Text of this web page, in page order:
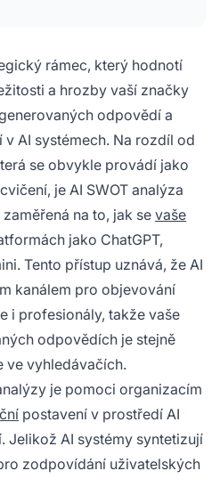
AI platforem jako
a Gemini k
pozice. Tento přístup
porozumět autoritě své
identifikovat obsahové
pro zlepšení
vyhledávání
od tradiční SWOT
a řízená daty,
monitorovací
frekvence citací, pozice
podílu hlasu.
rámec, který hodnotí
a hrozby vaší značky
odpovědí a
AI systémech. Na rozdíl od
se obvykle provádí jako
je AI SWOT analýza
na to, jak se vaše
jako ChatGPT,
Tento přístup uznává, že AI
kanálem pro objevování
i profesionály, takže vaše
odpovědích je stejně
ve vyhledávačích.
je pomoci organizacím
postavení v prostředí AI
Jelikož AI systémy syntetizují
zodpovídání uživatelských